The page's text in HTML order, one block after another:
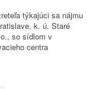
týkajúci sa nájmu
k. ú. Staré
so sídlom v
centra